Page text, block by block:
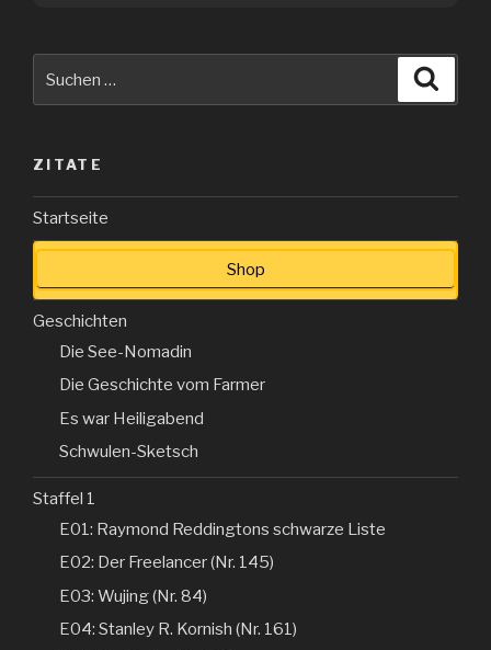
nach:
ZITATE
Startseite
Shop
Geschichten
Die See-Nomadin
Die Geschichte vom Farmer
Es war Heiligabend
Schwulen-Sketsch
Staffel 1
E01: Raymond Reddingtons schwarze Liste
E02: Der Freelancer (Nr. 145)
E03: Wujing (Nr. 84)
E04: Stanley R. Kornish (Nr. 161)